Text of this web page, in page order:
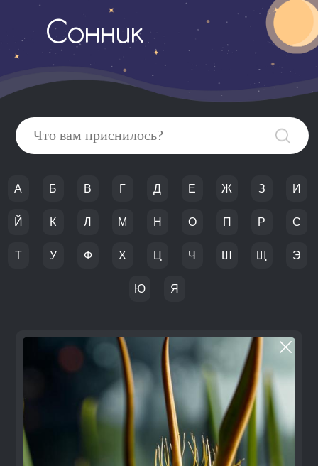
Сонник
А Б В Г Д Е Ж З И
Й К Л М Н О П Р С
Т У Ф Х Ц Ч Ш Щ Э
Ю Я